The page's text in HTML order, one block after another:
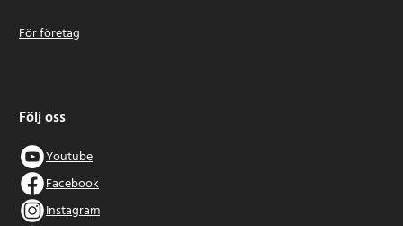
För företag
Följ oss
Youtube
Facebook
Instagram